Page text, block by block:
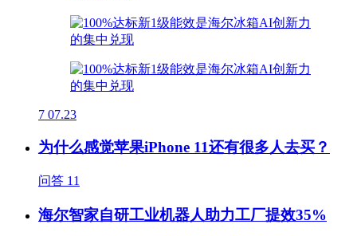
7 07.23
为什么感觉苹果iPhone 11还有很多人去买？
问答 11
海尔智家自研工业机器人助力工厂提效35%